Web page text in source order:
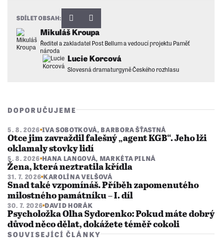
Lucie Korcová
Slovesná dramaturgyně Českého rozhlasu
Mikuláš Kroupa
Ředitel a zakladatel Post Bellum a vedoucí projektu Paměť
národa
SDÍLET OBSAH:
DOPORUČUJEME
5. 8. 2026 IVA SOBOTKOVÁ, BARBORA ŠŤASTNÁ
Otce jim zavraždil falešný „agent KGB“. Jeho lži
oklamaly stovky lidí
5. 8. 2026 HANA LANGOVÁ, MARKÉTA PILNÁ
Žena, která neztratila křídla
31. 7. 2026 KAROLÍNA VELŠOVÁ
Snad také vzpomínáš. Příběh zapomenutého
milostného památníku – I. díl
30. 7. 2026 DAVID HORÁK
Psycholožka Olha Sydorenko: Pokud máte dobrý
důvod něco dělat, dokážete téměř cokoli
SOUVISEJÍCÍ ČLÁNKY